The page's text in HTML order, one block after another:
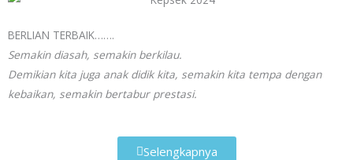
BERLIAN TERBAIK…….
Semakin diasah, semakin berkilau.
Demikian kita juga anak didik kita, semakin kita tempa dengan
kebaikan, semakin bertabur prestasi.
Selengkapnya